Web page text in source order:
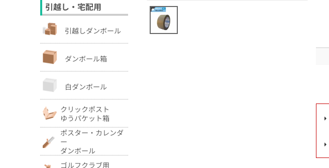
引越し・宅配用
引越しダンボール
ダンボール箱
白ダンボール
クリックポスト
ゆうパケット箱
ポスター・カレンダ
ー
ダンボール
ゴルフクラブ用